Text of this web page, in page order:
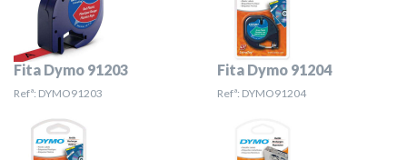
Fita Dymo 91203
Refª: DYMO91203
Fita Dymo 91204
Refª: DYMO91204